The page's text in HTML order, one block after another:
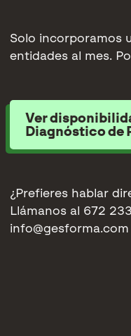
Solo incorporamos
entidades al mes.
Ver
Diagnóstico de
¿Prefieres hablar
Llámanos al 672
info@gesforma.com